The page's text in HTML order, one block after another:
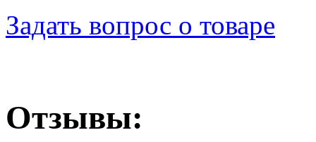
Задать вопрос о товаре
Отзывы: